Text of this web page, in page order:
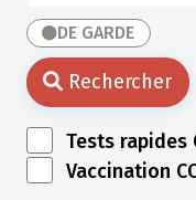
DE GARDE
Rechercher
Tests rapides
Vaccination